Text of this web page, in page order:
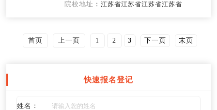
院校地址 ：江苏省江苏省江苏省江苏省
首页 上一页 1 2 3 下一页 末页
快速报名登记
姓名：